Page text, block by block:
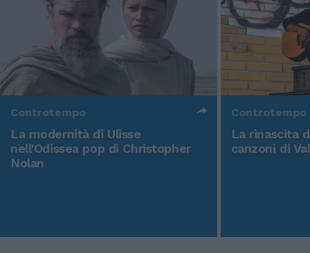
Controtempo
La modernità di Ulisse
nell'Odissea pop di Christopher
Nolan
Controtempo
La rinascita
canzoni di